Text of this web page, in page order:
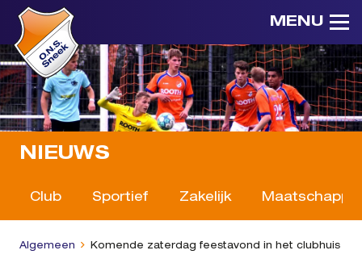
MENU
NIEUWS
Club Sportief Zakelijk
Algemeen Komende zaterdag feestavond in het clubhuis